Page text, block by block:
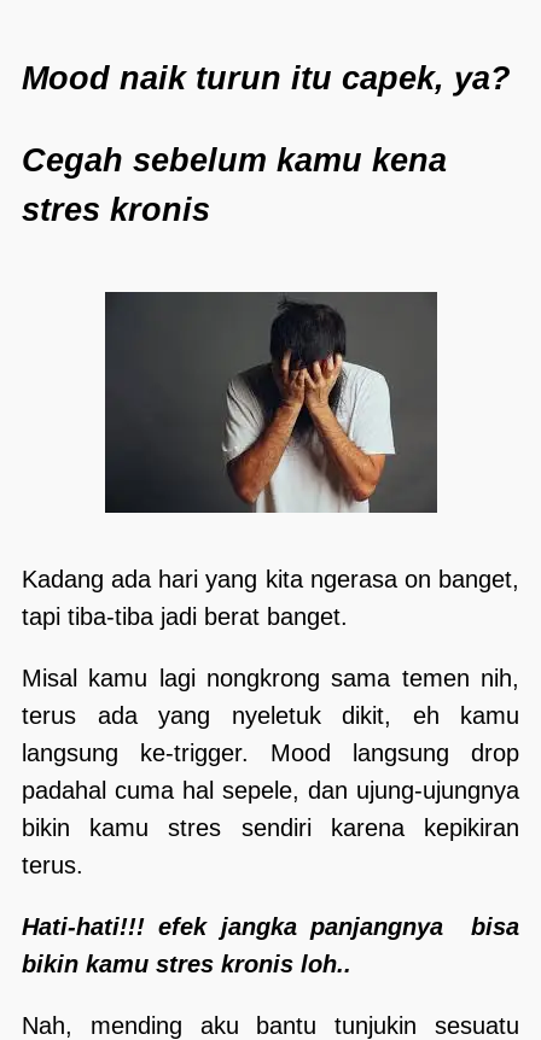
Mood naik turun itu capek, ya?
Cegah sebelum kamu kena
stres kronis
Kadang ada hari yang kita ngerasa on banget,
tapi tiba-tiba jadi berat banget.
Misal kamu lagi nongkrong sama temen nih,
terus ada yang nyeletuk dikit, eh kamu
langsung ke-trigger. Mood langsung drop
padahal cuma hal sepele, dan ujung-ujungnya
bikin kamu stres sendiri karena kepikiran
terus.
Hati-hati!!! efek jangka panjangnya bisa
bikin kamu stres kronis loh..
Nah, mending aku bantu tunjukin sesuatu